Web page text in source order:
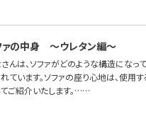
ァの中身 ～ウレタン編～
んは、ソファがどのような構造になっ
ています。ソファの座り心地は、使用
ご紹介いたします。……